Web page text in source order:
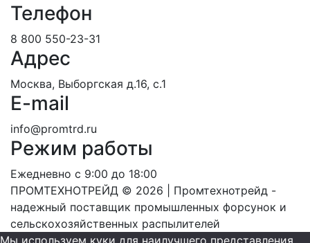
Телефон
8 800 550-23-31
Адрес
Москва, Выборгская д.16, с.1
E-mail
info@promtrd.ru
Режим работы
Ежедневно с 9:00 до 18:00
ПРОМТЕХНОТРЕЙД © 2026 | Промтехнотрейд -
надежный поставщик промышленных форсунок и
сельскохозяйственных распылителей
Мы используем куки для наилучшего представления